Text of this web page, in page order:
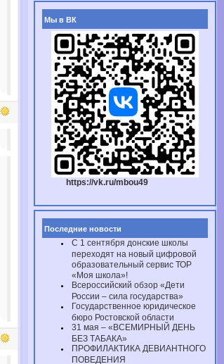
Мы в ВК
https://vk.ru/mbou49
Последние новости
С 1 сентября донские школы
переходят на новый цифровой
образовательный сервис ТОР
«Моя школа»!
Всероссийский обзор «Дети
России – сила государства»
Государственное юридическое
бюро Ростовской области
31 мая – «ВСЕМИРНЫЙ ДЕНЬ
БЕЗ ТАБАКА»
ПРОФИЛАКТИКА ДЕВИАНТНОГО
ПОВЕДЕНИЯ